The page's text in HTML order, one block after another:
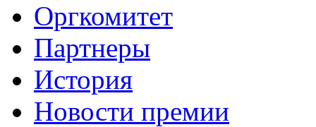
Оргкомитет
Партнеры
История
Новости премии